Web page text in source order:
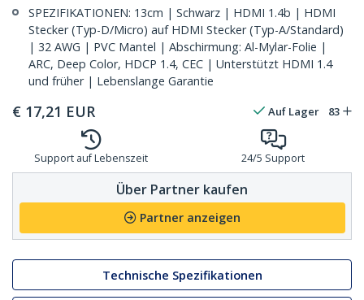
SPEZIFIKATIONEN: 13cm | Schwarz | HDMI 1.4b | HDMI
Stecker (Typ-D/Micro) auf HDMI Stecker (Typ-A/Standard)
| 32 AWG | PVC Mantel | Abschirmung: Al-Mylar-Folie |
ARC, Deep Color, HDCP 1.4, CEC | Unterstützt HDMI 1.4
und früher | Lebenslange Garantie
€ 17,21 EUR Auf Lager 83
Support auf Lebenszeit 24/5 Support
Über Partner kaufen
Partner anzeigen
Technische Spezifikationen